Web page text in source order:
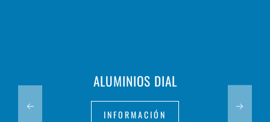
ALUMINIOS DIAL
INFORMACIÓN